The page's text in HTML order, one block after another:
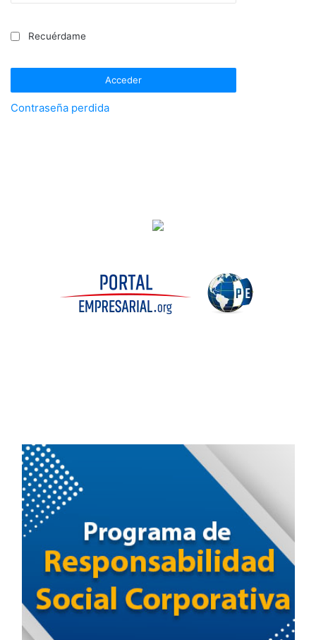
Recuérdame
Contraseña perdida